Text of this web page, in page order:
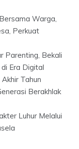
Warga,
Perkuat
Parenting, Bekali
Era Digital
Tahun
Berakhlak
Luhur Melalui